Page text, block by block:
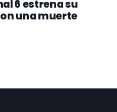
6 estrena su
una muerte